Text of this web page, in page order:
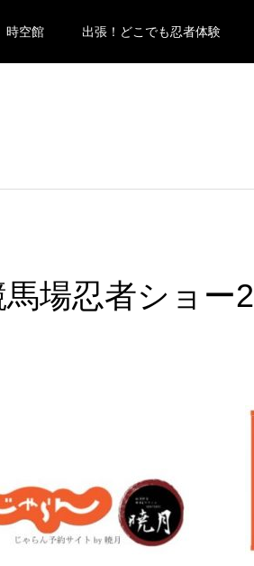
時空館 出張！どこでも忍者体験
馬場忍者ショー2